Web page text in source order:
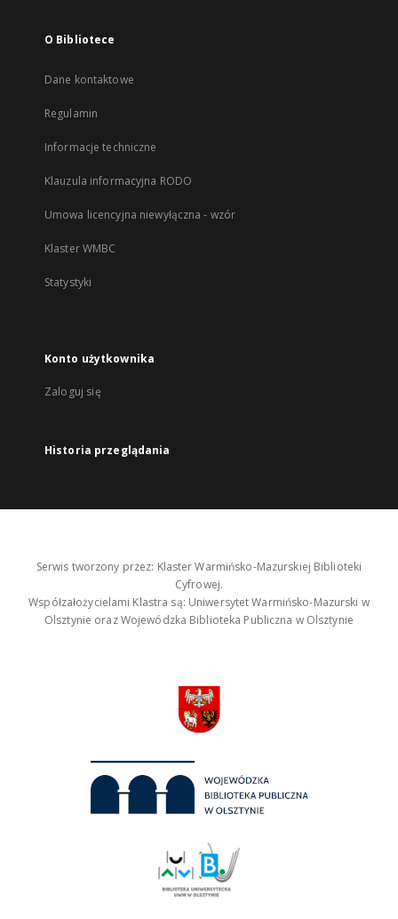
O Bibliotece
Dane kontaktowe
Regulamin
Informacje techniczne
Klauzula informacyjna RODO
Umowa licencyjna niewyłączna - wzór
Klaster WMBC
Statystyki
Konto użytkownika
Zaloguj się
Historia przeglądania
Serwis tworzony przez: Klaster Warmińsko-Mazurskiej Biblioteki
Cyfrowej.
Współzałożycielami Klastra są: Uniwersytet Warmińsko-Mazurski w
Olsztynie oraz Wojewódzka Biblioteka Publiczna w Olsztynie